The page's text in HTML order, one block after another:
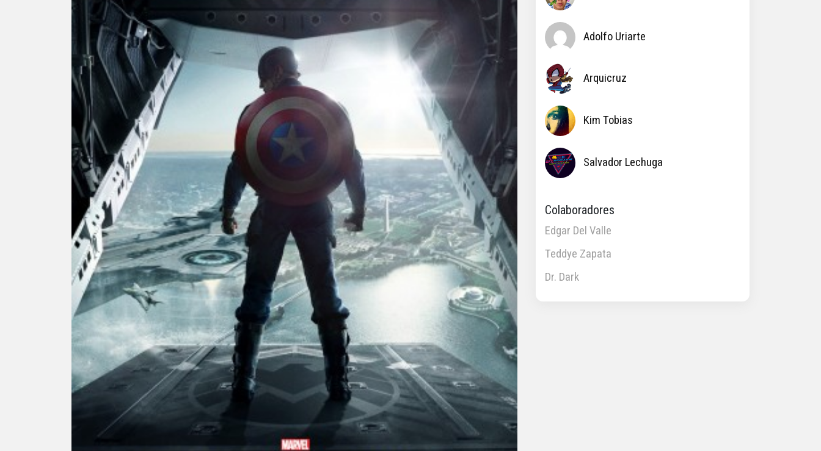
Adolfo Uriarte
Arquicruz
Kim Tobias
Salvador Lechuga
Colaboradores
Edgar Del Valle
Teddye Zapata
Dr. Dark